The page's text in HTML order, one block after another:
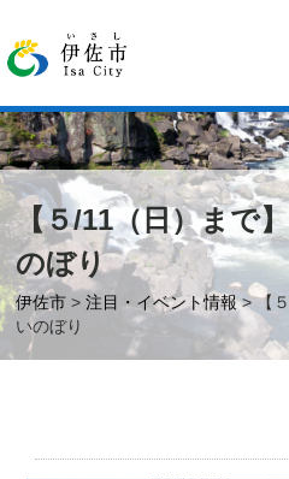
【５/11（日）まで
のぼり
伊佐市 >注目・イベント情報> 【
いのぼり